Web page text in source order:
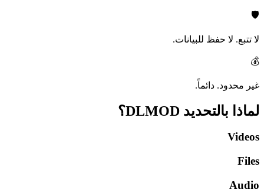
🛡️
لا تتبع. لا حفظ للبيانات.
💰
غير محدود. دائماً.
لماذا بالتحديد DLMOD؟
Videos
Files
Audio